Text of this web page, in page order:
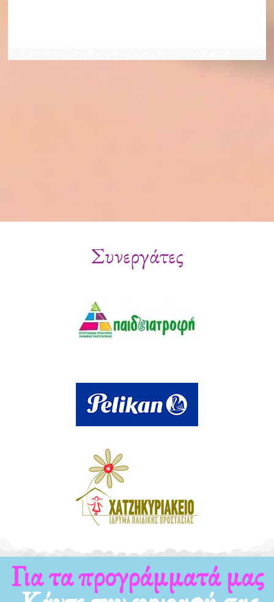
Συνεργάτες
Για τα νέα μας